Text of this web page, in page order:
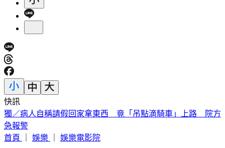
快訊
白海豚明逼近家門！「豪雨熱區」曝光 東部高溫36度
首頁｜